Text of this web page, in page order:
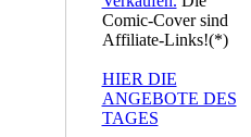
Comic-Cover sind
Affiliate-Links!(*)
HIER DIE
ANGEBOTE DES
TAGES